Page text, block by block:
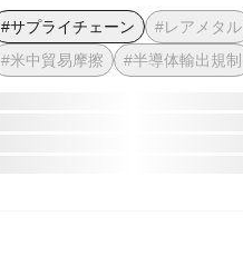
#サプライチェーン
#レアメタル
#米中貿易摩擦
#半導体輸出規制